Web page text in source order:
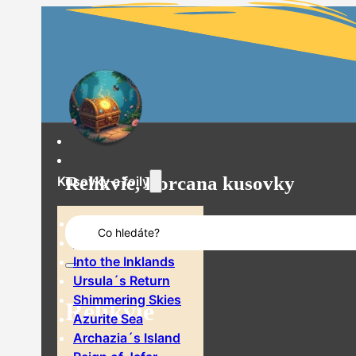
Relikvie, Lorcana kusovky
Search
...
Relikvie
Kusovky a foily
Rise of the Floodborn
Into the Inklands
Ursula´s Return
Shimmering Skies
Azurite Sea
Archazia´s Island